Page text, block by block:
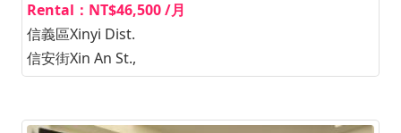
Rental：NT$46,500 /月
信義區Xinyi Dist.
信安街Xin An St.,